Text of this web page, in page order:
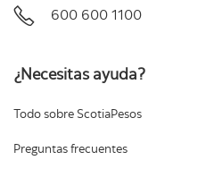
600 600 1100
¿Necesitas ayuda?
Todo sobre ScotiaPesos
Preguntas frecuentes